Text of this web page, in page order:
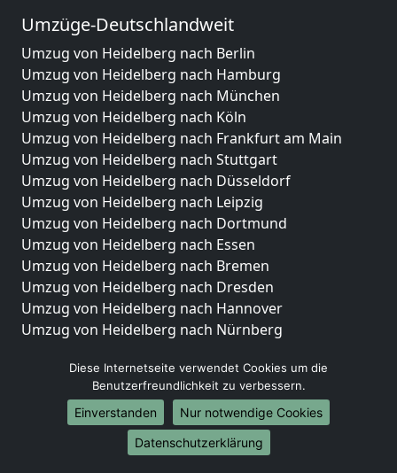
Umzüge-Deutschlandweit
Umzug von Heidelberg nach Berlin
Umzug von Heidelberg nach Hamburg
Umzug von Heidelberg nach München
Umzug von Heidelberg nach Köln
Umzug von Heidelberg nach Frankfurt am Main
Umzug von Heidelberg nach Stuttgart
Umzug von Heidelberg nach Düsseldorf
Umzug von Heidelberg nach Leipzig
Umzug von Heidelberg nach Dortmund
Umzug von Heidelberg nach Essen
Umzug von Heidelberg nach Bremen
Umzug von Heidelberg nach Dresden
Umzug von Heidelberg nach Hannover
Umzug von Heidelberg nach Nürnberg
Umzug von Heidelberg nach Bochum
Umzug von Heidelberg nach Wuppertal
Umzug von Heidelberg nach Bielefeld
Umzug von Heidelberg nach Bonn
Umzug von Heidelberg nach Münster
Diese Internetseite verwendet Cookies um die
Benutzerfreundlichkeit zu verbessern.
Einverstanden
Nur notwendige Cookies
Datenschutzerklärung